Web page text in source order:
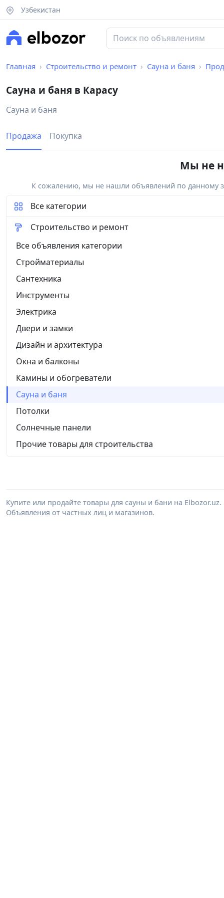
Узбекистан
Главная Строительство и ремонт Сауна и баня
Сауна и баня в Карасу
Сауна и баня
Продажа Покупка
Мы не
К сожалению, мы не нашли объявлений по данному
Все категории
Строительство и ремонт
Все объявления категории
Стройматериалы
Сантехника
Инструменты
Электрика
Двери и замки
Дизайн и архитектура
Окна и балконы
Камины и обогреватели
Сауна и баня
Потолки
Солнечные панели
Прочие товары для строительства
Купите или продайте товары для сауны и бани на
Объявления от частных лиц и магазинов.